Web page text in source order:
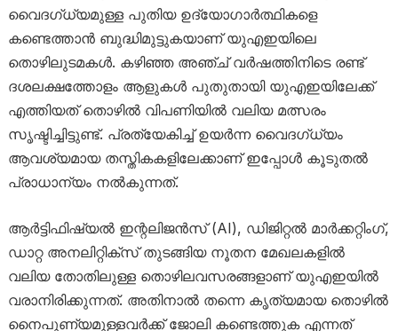
വൈദഗ്ധ്യമുള്ള പുതിയ ഉദ്യോഗാർത്ഥികളെ
കണ്ടെത്താൻ ബുദ്ധിമുട്ടുകയാണ് യുഎഇയിലെ
തൊഴിലുടമകൾ. കഴിഞ്ഞ അഞ്ച് വർഷത്തിനിടെ രണ്ട്
ദശലക്ഷത്തോളം ആളുകൾ പുതുതായി യുഎഇയിലേക്ക്
എത്തിയത് തൊഴിൽ വിപണിയിൽ വലിയ മത്സരം
സൃഷ്ടിച്ചിട്ടുണ്ട്. പ്രത്യേകിച്ച് ഉയർന്ന വൈദഗ്ധ്യം
ആവശ്യമായ തസ്തികകളിലേക്കാണ് ഇപ്പോൾ കൂടുതൽ
പ്രാധാന്യം നൽകുന്നത്.
ആർട്ടിഫിഷ്യൽ ഇന്റലിജൻസ് (AI), ഡിജിറ്റൽ മാർക്കറ്റിംഗ്,
ഡാറ്റ അനലിറ്റിക്‌സ് തുടങ്ങിയ നൂതന മേഖലകളിൽ
വലിയ തോതിലുള്ള തൊഴിലവസരങ്ങളാണ് യുഎഇയിൽ
വരാനിരിക്കുന്നത്. അതിനാൽ തന്നെ കൃത്യമായ തൊഴിൽ
നൈപുണ്യമുള്ളവർക്ക് ജോലി കണ്ടെത്തുക എന്നത്